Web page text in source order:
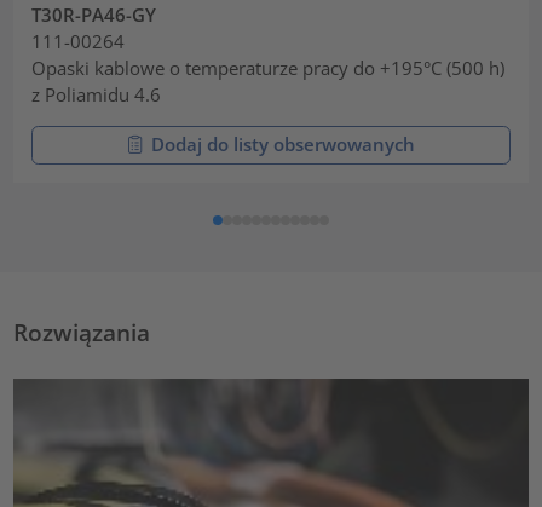
T30R-PA46-GY
111-00264
Opaski kablowe o temperaturze pracy do +195°C (500 h)
z Poliamidu 4.6
Dodaj do listy obserwowanych
Rozwiązania